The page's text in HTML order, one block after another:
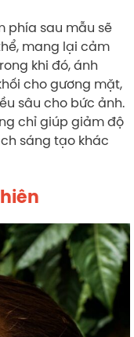
phía sau mẫu sẽ
mang lại cảm
khi đó, ánh
cho gương mặt,
sâu cho bức ảnh.
chỉ giúp giảm độ
sáng tạo khác